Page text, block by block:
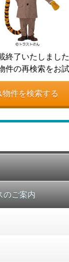
終了いたしました
件の再検索をお
物件を検索する
のご案内